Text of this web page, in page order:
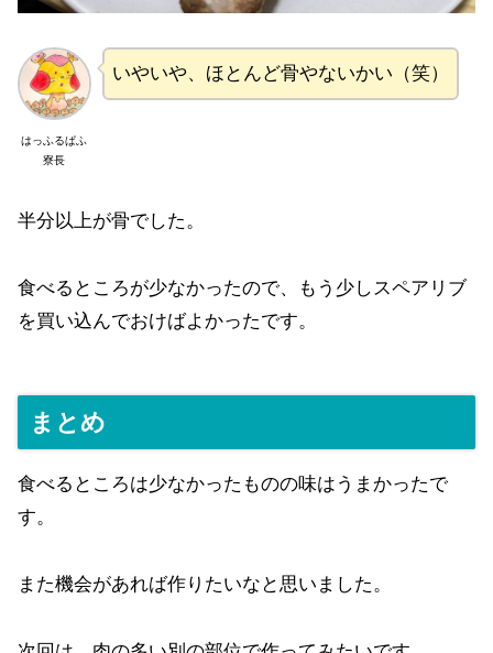
はっふるぱふ
寮長
いやいや、ほとんど骨やないかい（笑）
半分以上が骨でした。
食べるところが少なかったので、もう少しスペアリブ
を買い込んでおけばよかったです。
まとめ
食べるところは少なかったものの味はうまかったで
す。
また機会があれば作りたいなと思いました。